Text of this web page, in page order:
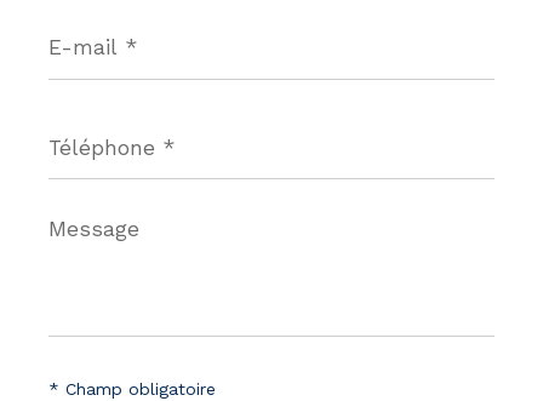
mail
*
*
Message
*
* Champ obligatoire